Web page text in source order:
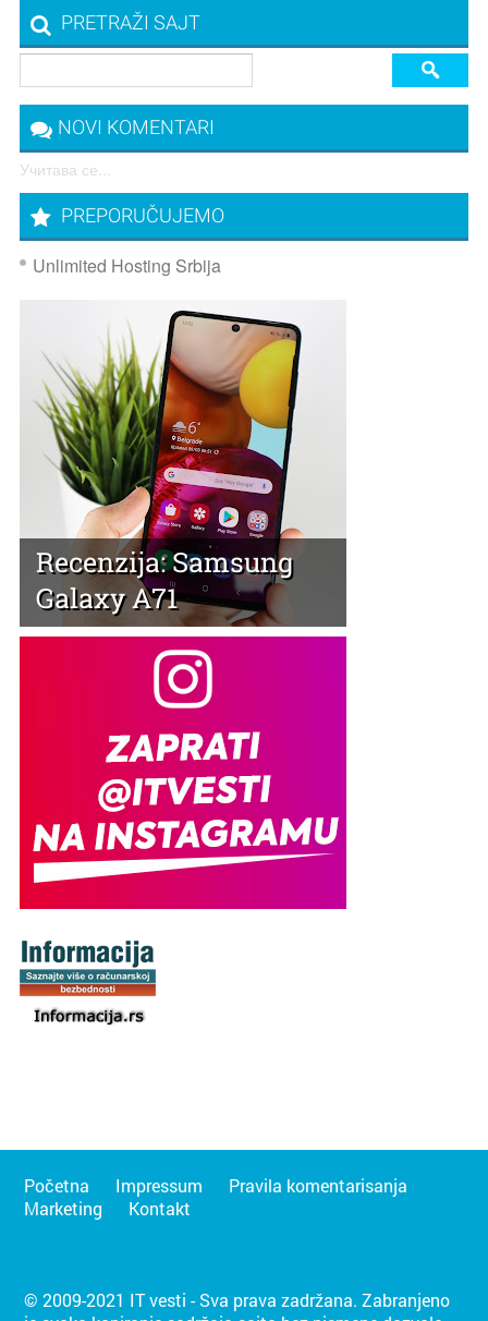
PRETRAŽI SAJT
NOVI KOMENTARI
Учитава се...
PREPORUČUJEMO
Unlimited Hosting Srbija
Recenzija: Samsung
Galaxy A71
Početna Impressum
Pravila komentarisanja
Marketing
Kontakt
© 2009-2021 IT vesti - Sva prava zadržana. Zabranjeno